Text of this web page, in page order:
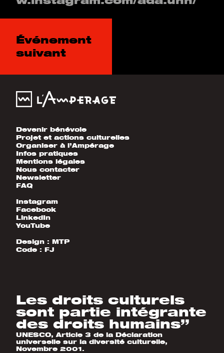
Événement
suivant
Devenir bénévole
Projet et actions culturelles
Organiser à l’Ampérage
Infos pratiques
Mentions légales
Nous contacter
Newsletter
FAQ
Instagram
Facebook
LinkedIn
YouTube
Design : MTP
Code : FJ
Les droits culturels
sont partie intégrante
des droits humains”
UNESCO, Article 3 de la Déclaration
universelle sur la diversité culturelle,
Novembre 2001.